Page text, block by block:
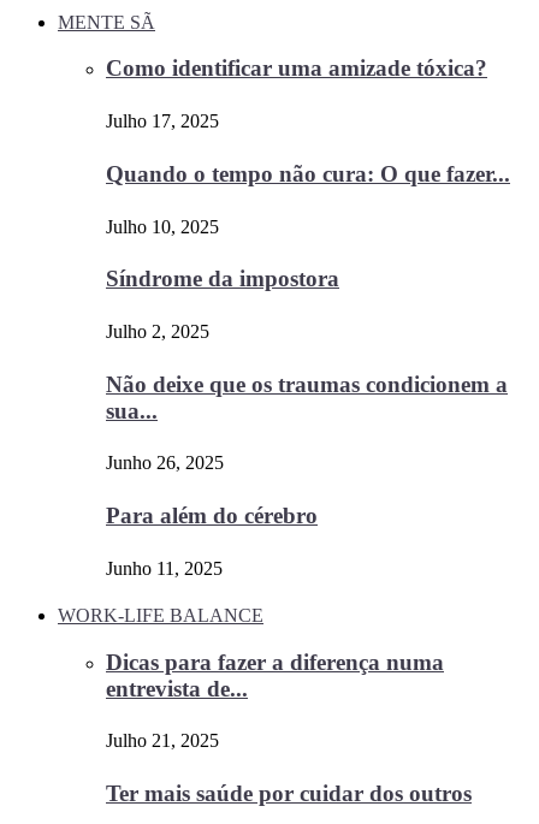
MENTE SÃ
Como identificar uma amizade tóxica?
Julho 17, 2025
Quando o tempo não cura: O que fazer...
Julho 10, 2025
Síndrome da impostora
Julho 2, 2025
Não deixe que os traumas condicionem a
sua...
Junho 26, 2025
Para além do cérebro
Junho 11, 2025
WORK-LIFE BALANCE
Dicas para fazer a diferença numa
entrevista de...
Julho 21, 2025
Ter mais saúde por cuidar dos outros